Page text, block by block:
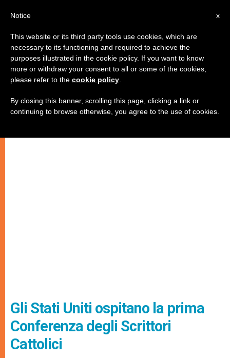
Gli Stati Uniti ospitano la prima
Conferenza degli Scrittori
Cattolici
x
Notice
This website or its third party tools use cookies, which are
necessary to its functioning and required to achieve the
purposes illustrated in the cookie policy. If you want to know
more or withdraw your consent to all or some of the cookies,
please refer to the cookie policy
By closing this banner, scrolling this page, clicking a link or
continuing to browse otherwise, you agree to the use of cookies.